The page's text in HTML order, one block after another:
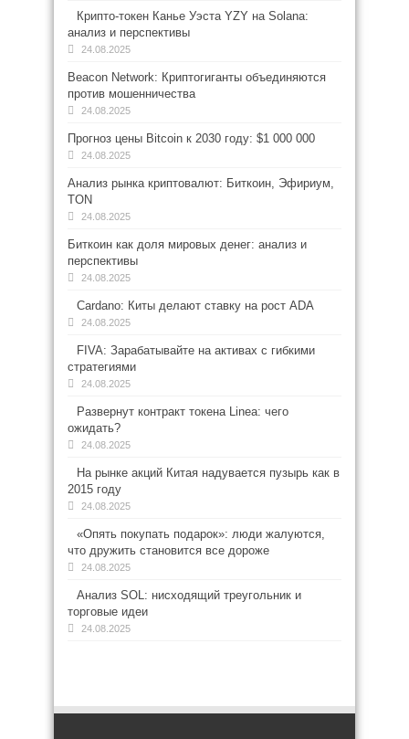
Крипто-токен Канье Уэста YZY на Solana:
анализ и перспективы
24.08.2025
Beacon Network: Криптогиганты объединяются
против мошенничества
24.08.2025
Прогноз цены Bitcoin к 2030 году: $1 000 000
24.08.2025
Анализ рынка криптовалют: Биткоин, Эфириум,
TON
24.08.2025
Биткоин как доля мировых денег: анализ и
перспективы
24.08.2025
Cardano: Киты делают ставку на рост ADA
24.08.2025
FIVA: Зарабатывайте на активах с гибкими
стратегиями
24.08.2025
Развернут контракт токена Linea: чего
ожидать?
24.08.2025
На рынке акций Китая надувается пузырь как в
2015 году
24.08.2025
«Опять покупать подарок»: люди жалуются,
что дружить становится все дороже
24.08.2025
Анализ SOL: нисходящий треугольник и
торговые идеи
24.08.2025